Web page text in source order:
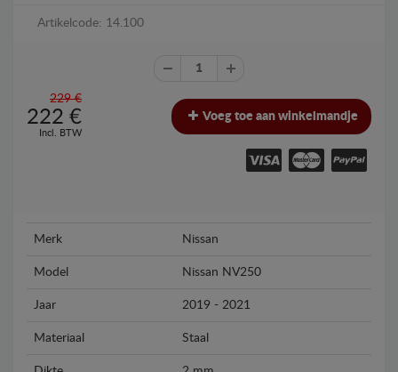
Artikelcode: 14.100
229 €
222 €
Incl. BTW
Voeg toe aan winkelmandje
Merk Nissan
Model Nissan NV250
Jaar 2019 - 2021
Materiaal Staal